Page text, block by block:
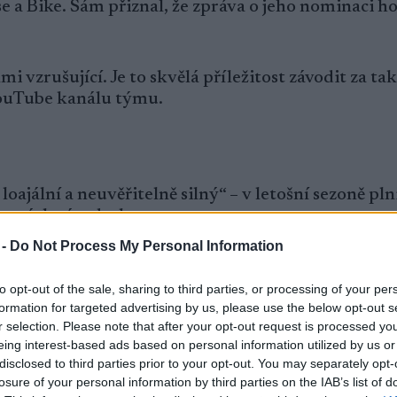
Do Not Process My Personal Information
opt-out of the sale, sharing to third parties, or processing of your
for targeted advertising by us, please use the below opt-out
selection. Please note that after your opt-out request is processed
interest-based ads based on personal information utilized by us
to third parties prior to your opt-out. You may separately
of your personal information by third parties on the IAB’s list of
Bike. Sám přiznal, že zpráva o jeho nominaci
vzrušující. Je to skvělá příležitost závodit za
kanálu týmu.
a neuvěřitelně silný“ – v letošní sezoně
závodech.
Vingegaard usiluje o třetí celkové vítězství. Dán
(úvodní etapa) a ‚bodyguardem‘ pro
cyklistický expert Mads Kaggestad proTV 2.